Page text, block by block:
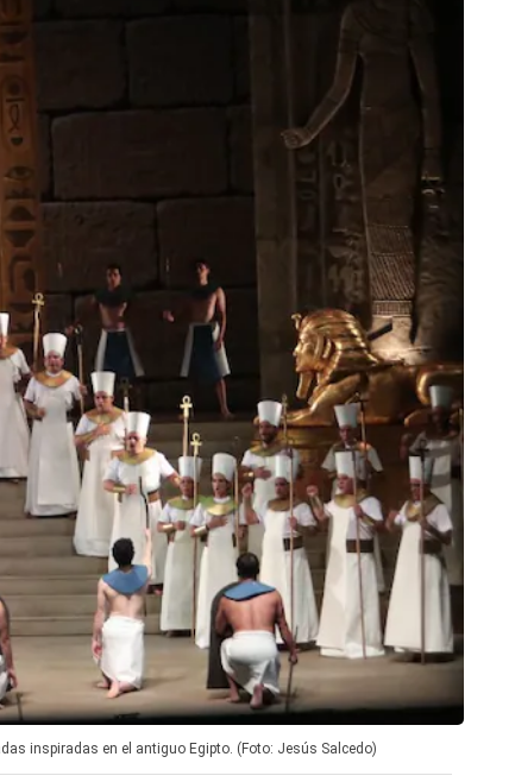
inspiradas en el antiguo Egipto. (Foto: Jesús Salcedo)